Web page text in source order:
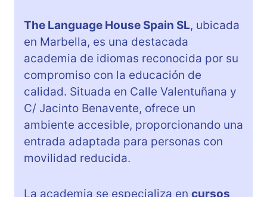
The Language House Spain SL, ubicada
en Marbella, es una destacada
academia de idiomas reconocida por su
compromiso con la educación de
calidad. Situada en Calle Valentuñana y
C/ Jacinto Benavente, ofrece un
ambiente accesible, proporcionando una
entrada adaptada para personas con
movilidad reducida.
La academia se especializa en cursos